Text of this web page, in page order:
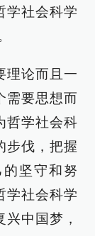
学社会科学
理论而且一
需要思想而
哲学社会科
步伐，把握
坚守和努
学社会科学
中国梦，